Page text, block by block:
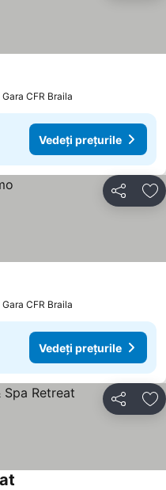
CFR Braila
Vedeți prețurile
Distribuiți
CFR Braila
Vedeți prețurile
Distribuiți